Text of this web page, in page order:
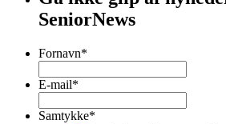
SeniorNews
Fornavn*
E-mail*
Samtykke*